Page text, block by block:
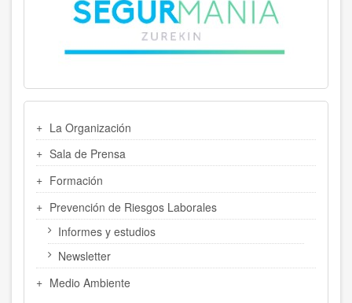
LATERAL
La Organización
Sala de Prensa
Formación
Prevención de Riesgos Laborales
Informes y estudios
Newsletter
Medio Ambiente